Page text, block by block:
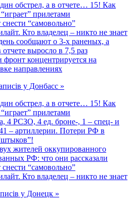
обстрел, а в отчете… 15! Как
прилетами
“самовольно”
Кто владелец – никто не знает
сообщают о 3-х раненых, а
выросло в 7,5 раз
концентрируется на
направлениях
у Донбасс »
обстрел, а в отчете… 15! Как
прилетами
4 РСЗО, 4 ед. броне-, 1 – спец- и
– артиллерии. Потери РФ в
жителей оккупированного
РФ: что они рассказали
“самовольно”
Кто владелец – никто не знает
у Донецк »